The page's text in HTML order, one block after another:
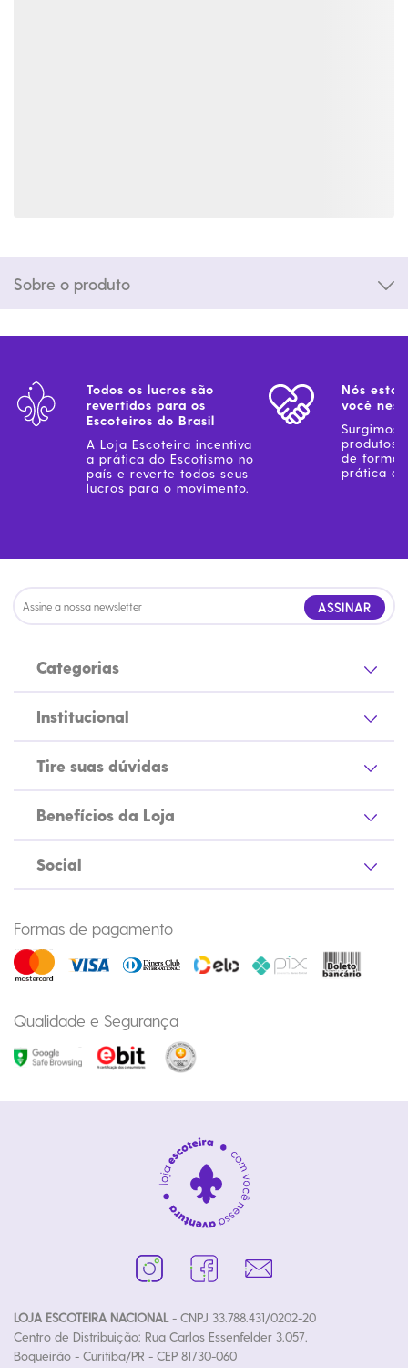
Sobre o produto
Todos os lucros são
revertidos para os
Escoteiros do Brasil
A Loja Escoteira incentiva
a prática do Escotismo no
país e reverte todos seus
lucros para o movimento.
Nós
você
Surgimos
produtos
de forma
prática
ASSINAR
Categorias
Institucional
Tire suas dúvidas
Benefícios da Loja
Social
Formas de pagamento
Qualidade e Segurança
LOJA ESCOTEIRA NACIONAL- CNPJ 33.788.431/0202-20
Centro de Distribuição: Rua Carlos Essenfelder 3.057,
Boqueirão - Curitiba/PR - CEP 81730-060